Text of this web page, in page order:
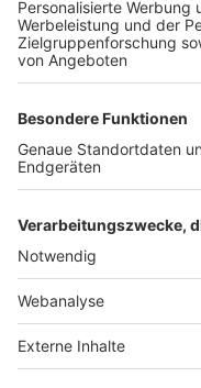
TOP-PARTNER
Nutzungsbedingungen